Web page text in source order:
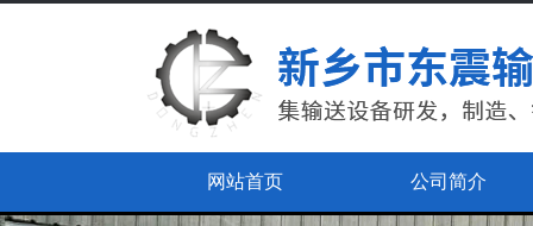
网站首页 公司简介